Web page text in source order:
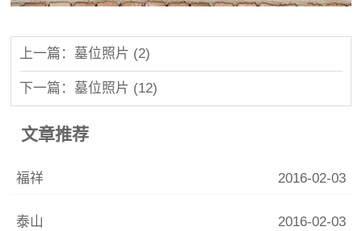
上一篇：墓位照片 (2)
下一篇：墓位照片 (12)
文章推荐
福祥 2016-02-03
泰山 2016-02-03